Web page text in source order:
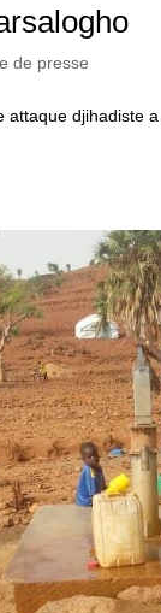
de presse
djihadiste